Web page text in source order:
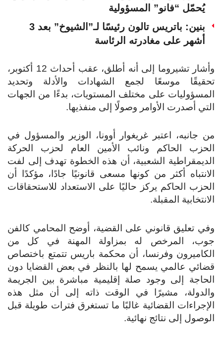
يُحمّل “فانو” المسؤولية
بنين: باتريس تالون رئيسًا لـ”الشيوخ” بعد 3
أشهر على مغادرته الرئاسة
وأشار تشيروما إلى أنه أطلق، عقب أحداث 12 أكتوبر،
تحقيقًا موسعًا لجمع الشهادات والأدلة وتحديد
المسؤوليات على مختلف المستويات، بدءًا من الجهات
التي أصدرت الأوامر وصولًا إلى منفذيها.
من جانبه، اعتبر غريغوار أوونا، الوزير والمسؤول في
الحزب الحاكم ونائب الأمين العام لحزب الحركة
الديمقراطية الشعبية، أن هذه الخطوة تهدف إلى لفت
الانتباه أكثر من كونها مسعى قانونيًا جادًا، مؤكدًا أن
الحزب الحاكم يركز حاليًا على الاستعداد للاستحقاقات
الانتخابية المقبلة.
وفي تعليق قانوني على القضية، أوضح المحامي كالفن
جوب، المرخص له بمزاولة المهنة في كل من
الكاميرون وفرنسا، أن محكمة باريس تتمتع باختصاص
قضائي عالمي يسمح لها بالنظر في بعض القضايا دون
الحاجة إلى وجود صلة إقليمية مباشرة بين الجريمة
والدولة، مشيرًا في الوقت ذاته إلى أن مثل هذه
الإجراءات القضائية غالبًا ما تستغرق فترات طويلة قبل
الوصول إلى نتائج نهائية.